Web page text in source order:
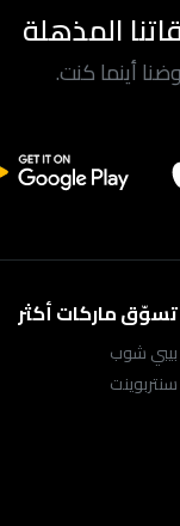
المذهلة
أينما كنت.
تسوّق ماركات أكثر
بيبي شوب
سنتربوينت